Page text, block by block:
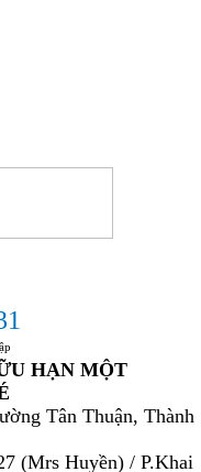
HẠN MỘT
Tân Thuận, Thành
(Mrs Huyền) / P.Khai